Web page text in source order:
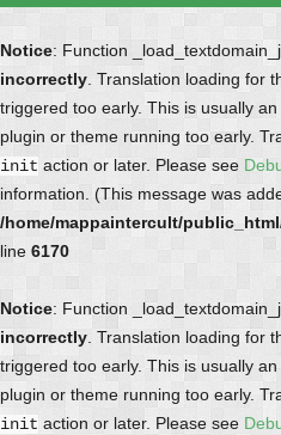
Notice: Function
incorrectly . Translation loading for
triggered too early. This is usually
plugin or theme running too early.
init action or later. Please see
information. (This message was
/home/mappaintercult/
line 6170
Notice: Function
incorrectly . Translation loading for
triggered too early. This is usually
plugin or theme running too early.
init action or later. Please see